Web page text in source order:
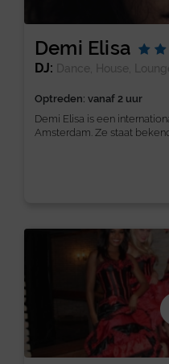
Demi Elisa
DJ: Dance, House,
Optreden: vanaf 2 uur
Demi Elisa is een
Amsterdam. Ze staat